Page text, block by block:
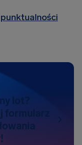
lot?
formularz